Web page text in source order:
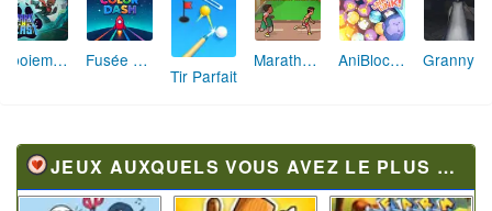
Aboiement Stellaire : Aventure Canine Fusée Chromatique: La Course des Couleurs
Tir Parfait
Marathon Champion io AniBlocos: Connecte les Animaux Mignons!
JEUX AUXQUELS VOUS AVEZ LE PLUS JOUÉ